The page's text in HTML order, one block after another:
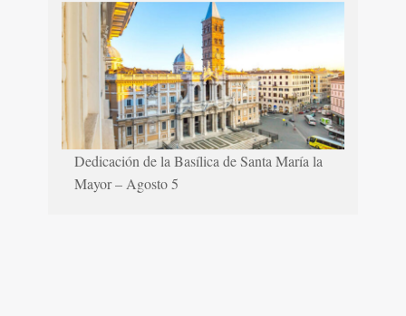
Dedicación de la Basílica de Santa María la
Mayor – Agosto 5